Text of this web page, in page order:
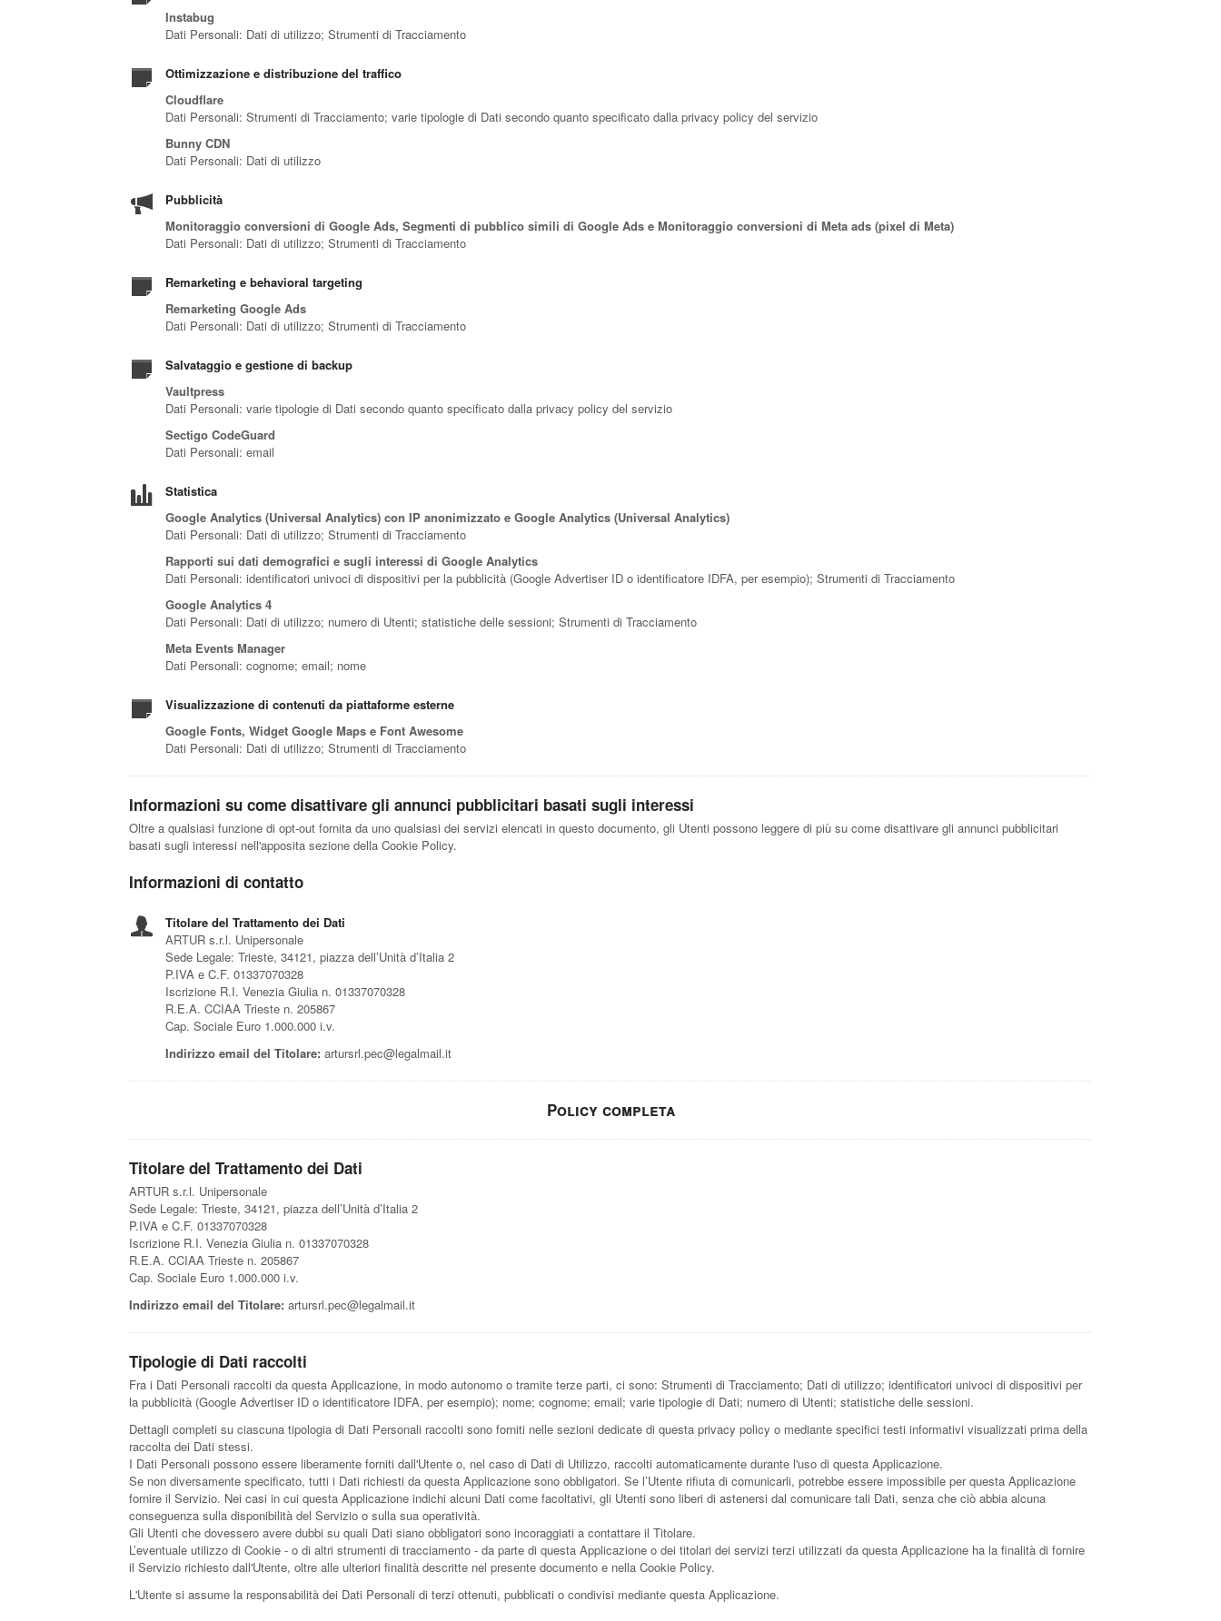
Instabug
Dati Personali: Dati di utilizzo; Strumenti di Tracciamento
Ottimizzazione e distribuzione del traffico
Cloudflare
Dati Personali: Strumenti di Tracciamento; varie tipologie di Dati secondo quanto specificato dalla privacy policy del servizio
Bunny CDN
Dati Personali: Dati di utilizzo
Pubblicità
Monitoraggio conversioni di Google Ads, Segmenti di pubblico simili di Google Ads e Monitoraggio conversioni di Meta ads (pixel di Meta)
Dati Personali: Dati di utilizzo; Strumenti di Tracciamento
Remarketing e behavioral targeting
Remarketing Google Ads
Dati Personali: Dati di utilizzo; Strumenti di Tracciamento
Salvataggio e gestione di backup
Vaultpress
Dati Personali: varie tipologie di Dati secondo quanto specificato dalla privacy policy del servizio
Sectigo CodeGuard
Dati Personali: email
Statistica
Google Analytics (Universal Analytics) con IP anonimizzato e Google Analytics (Universal Analytics)
Dati Personali: Dati di utilizzo; Strumenti di Tracciamento
Rapporti sui dati demografici e sugli interessi di Google Analytics
Dati Personali: identificatori univoci di dispositivi per la pubblicità (Google Advertiser ID o identificatore IDFA, per esempio); Strumenti di Tracciamento
Google Analytics 4
Dati Personali: Dati di utilizzo; numero di Utenti; statistiche delle sessioni; Strumenti di Tracciamento
Meta Events Manager
Dati Personali: cognome; email; nome
Visualizzazione di contenuti da piattaforme esterne
Google Fonts, Widget Google Maps e Font Awesome
Dati Personali: Dati di utilizzo; Strumenti di Tracciamento
Informazioni su come disattivare gli annunci pubblicitari basati sugli interessi
Oltre a qualsiasi funzione di opt-out fornita da uno qualsiasi dei servizi elencati in questo documento, gli Utenti possono leggere di più su come disattivare gli annunci pubblicitari
basati sugli interessi nell'apposita sezione della Cookie Policy.
Informazioni di contatto
Titolare del Trattamento dei Dati
ARTUR s.r.l. Unipersonale
Sede Legale: Trieste, 34121, piazza dell’Unità d’Italia 2
P.IVA e C.F. 01337070328
Iscrizione R.I. Venezia Giulia n. 01337070328
R.E.A. CCIAA Trieste n. 205867
Cap. Sociale Euro 1.000.000 i.v.
Indirizzo email del Titolare: artursrl.pec@legalmail.it
Policy completa
Titolare del Trattamento dei Dati
ARTUR s.r.l. Unipersonale
Sede Legale: Trieste, 34121, piazza dell’Unità d’Italia 2
P.IVA e C.F. 01337070328
Iscrizione R.I. Venezia Giulia n. 01337070328
R.E.A. CCIAA Trieste n. 205867
Cap. Sociale Euro 1.000.000 i.v.
Indirizzo email del Titolare: artursrl.pec@legalmail.it
Tipologie di Dati raccolti
Fra i Dati Personali raccolti da questa Applicazione, in modo autonomo o tramite terze parti, ci sono: Strumenti di Tracciamento; Dati di utilizzo; identificatori univoci di dispositivi per
la pubblicità (Google Advertiser ID o identificatore IDFA, per esempio); nome; cognome; email; varie tipologie di Dati; numero di Utenti; statistiche delle sessioni.
Dettagli completi su ciascuna tipologia di Dati Personali raccolti sono forniti nelle sezioni dedicate di questa privacy policy o mediante specifici testi informativi visualizzati prima della
raccolta dei Dati stessi.
I Dati Personali possono essere liberamente forniti dall'Utente o, nel caso di Dati di Utilizzo, raccolti automaticamente durante l'uso di questa Applicazione.
Se non diversamente specificato, tutti i Dati richiesti da questa Applicazione sono obbligatori. Se l’Utente rifiuta di comunicarli, potrebbe essere impossibile per questa Applicazione
fornire il Servizio. Nei casi in cui questa Applicazione indichi alcuni Dati come facoltativi, gli Utenti sono liberi di astenersi dal comunicare tali Dati, senza che ciò abbia alcuna
conseguenza sulla disponibilità del Servizio o sulla sua operatività.
Gli Utenti che dovessero avere dubbi su quali Dati siano obbligatori sono incoraggiati a contattare il Titolare.
L’eventuale utilizzo di Cookie - o di altri strumenti di tracciamento - da parte di questa Applicazione o dei titolari dei servizi terzi utilizzati da questa Applicazione ha la finalità di fornire
il Servizio richiesto dall'Utente, oltre alle ulteriori finalità descritte nel presente documento e nella Cookie Policy.
L'Utente si assume la responsabilità dei Dati Personali di terzi ottenuti, pubblicati o condivisi mediante questa Applicazione.